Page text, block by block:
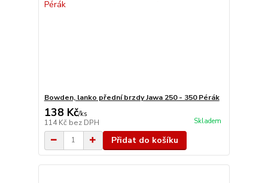
Bowden, lanko přední brzdy Jawa 250 - 350 Pérák
138 Kč/ks
114 Kč bez DPH Skladem
Přidat do košíku